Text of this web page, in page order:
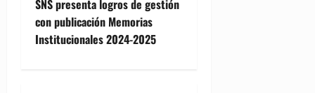
n
a
SNS presenta logros de gestión
con publicación Memorias
Institucionales 2024-2025